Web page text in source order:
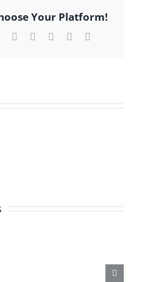
Your Platform!
WhatsApp
TumblrPinterest Xing